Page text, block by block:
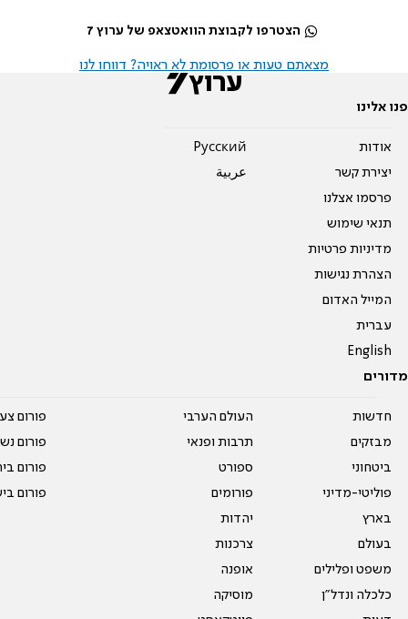
הצטרפו לקבוצת הוואטצאפ של ערוץ 7
מצאתם טעות או פרסומת לא ראויה? דווחו לנו
פנו אלינו
אודות
יצירת קשר
פרסמו אצלנו
תנאי שימוש
מדיניות פרטיות
הצהרת נגישות
המייל האדום
עברית
English
Pусский
عربية
מדורים
חדשות
מבזקים
ביטחוני
פוליטי-מדיני
בארץ
בעולם
משפט ופלילים
כלכלה ונדל"ן
העולם הערבי
תרבות ופנאי
ספורט
פורומים
יהדות
צרכנות
אופנה
מוסיקה
פורום
פורום
פורום
פורום